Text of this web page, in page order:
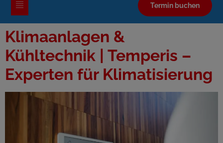
Termin buchen
Klimaanlagen &
Kühltechnik | Temperis –
Experten für Klimatisierung